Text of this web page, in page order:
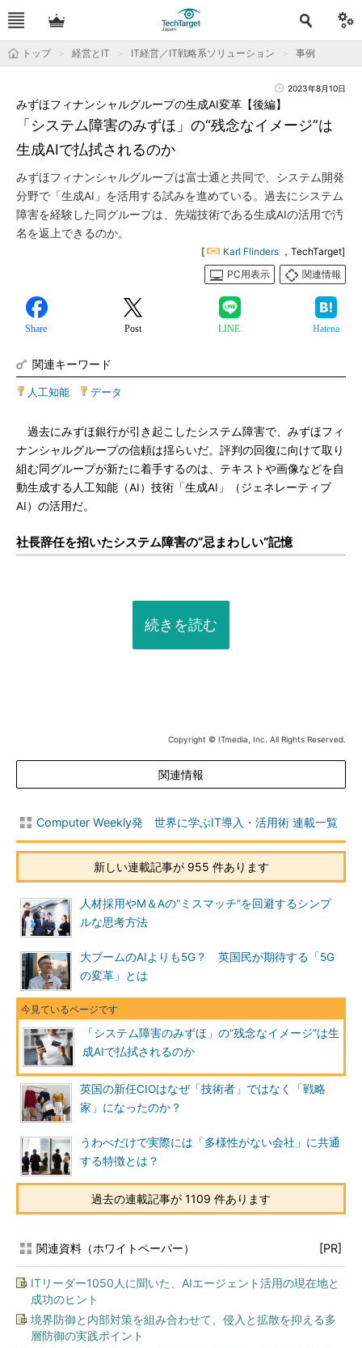
トップ 経営とIT IT経営／IT戦略系ソリューション 事例
2023年8月10日
「システム障害のみずほ」の“残念なイメージ”は
生成AIで払拭されるのか
みずほフィナンシャルグループの生成AI変革【後編】
みずほフィナンシャルグループは富士通と共同で、システム開発
分野で「生成AI」を活用する試みを進めている。過去にシステム
障害を経験した同グループは、先端技術である生成AIの活用で汚
名を返上できるのか。
[ Karl Flinders ，TechTarget]
PC用表示
関連情報
Share Post LINE Hatena
関連キーワード
人工知能 データ
過去にみずほ銀行が引き起こしたシステム障害で、みずほフィ
ナンシャルグループの信頼は揺らいだ。評判の回復に向けて取り
組む同グループが新たに着手するのは、テキストや画像などを自
動生成する人工知能（AI）技術「生成AI」（ジェネレーティブ
AI）の活用だ。
社長辞任を招いたシステム障害の“忌まわしい”記憶
続きを読む
Copyright © ITmedia, Inc. All Rights Reserved.
関連情報
Computer Weekly発 世界に学ぶIT導入・活用術 連載一覧
新しい連載記事が 955 件あります
人材採用やM＆Aの“ミスマッチ”を回避するシンプ
ルな思考方法
大ブームのAIよりも5G？ 英国民が期待する「5G
の変革」とは
「システム障害のみずほ」の“残念なイメージ”は生
成AIで払拭されるのか
英国の新任CIOはなぜ「技術者」ではなく「戦略
家」になったのか？
うわべだけで実際には「多様性がない会社」に共通
する特徴とは？
過去の連載記事が 1109 件あります
関連資料（ホワイトペーパー） [PR]
ITリーダー1050人に聞いた、AIエージェント活用の現在地と
成功のヒント
境界防御と内部対策を組み合わせて、侵入と拡散を抑える多
層防御の実践ポイント